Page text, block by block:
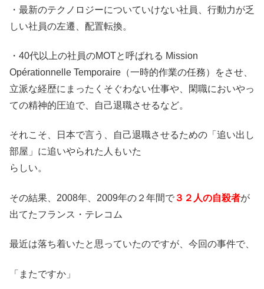
・最新のテクノロジーについていけない社員、行動力が乏
しい社員の左遷、配置転換。
・40代以上の社員のMOTと呼ばれる Mission
Opérationnelle Temporaire（一時的作業の任務）をさせ、
立派な経歴にまったくそぐわない仕事や、閑職においやっ
ての精神的圧迫で、自己退職させるなど。
それこそ、日本で言う、自己退職させるための「追い出し
部屋」に追いやられた人もいた
らしい。
その結果、2008年、2009年の２年間で ３２人の自殺者が
出てたフランス・テレコム
最近は落ち着いたと思っていたのですが、今回の事件で、
「またですか」